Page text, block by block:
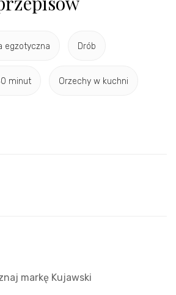
egzotyczna Drób
minut Orzechy w kuchni
markę Kujawski